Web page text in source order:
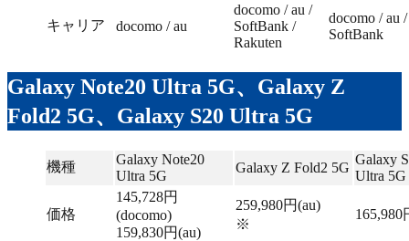
キャリア docomo / au
docomo / au /
SoftBank /
Rakuten
docomo / au /
SoftBank
Galaxy Note20 Ultra 5G、Galaxy Z
Fold2 5G、Galaxy S20 Ultra 5G
機種
Galaxy Note20
Ultra 5G
Galaxy Z Fold2 5G
Galaxy
Ultra 5G
価格
145,728円
(docomo)
159,830円(au)
259,980円(au)
※
165,980